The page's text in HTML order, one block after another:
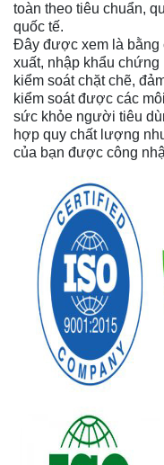
toàn theo tiêu chuẩn,
quốc tế.
Đây được xem là bằng
xuất, nhập khẩu
kiểm soát chặt chẽ,
kiểm soát được các
sức khỏe người tiêu
hợp quy chất lượng
của bạn được công